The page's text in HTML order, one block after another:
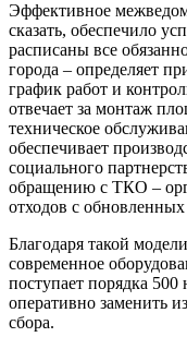
Эффективное
сказать, обеспечило
расписаны все
города – определяет
график работ и
отвечает за монтаж
техническое
обеспечивает
социального
обращению с ТКО –
отходов с
Благодаря такой
современное
поступает порядка 500
оперативно заменить
сбора.